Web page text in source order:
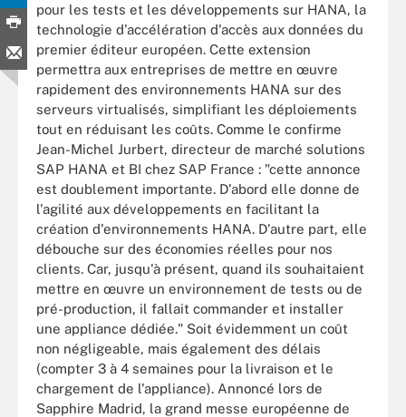
pour les tests et les développements sur HANA, la
technologie d'accélération d'accès aux données du
premier éditeur européen. Cette extension
permettra aux entreprises de mettre en œuvre
rapidement des environnements HANA sur des
serveurs virtualisés, simplifiant les déploiements
tout en réduisant les coûts. Comme le confirme
Jean-Michel Jurbert, directeur de marché solutions
SAP HANA et BI chez SAP France : "cette annonce
est doublement importante. D'abord elle donne de
l'agilité aux développements en facilitant la
création d'environnements HANA. D'autre part, elle
débouche sur des économies réelles pour nos
clients. Car, jusqu'à présent, quand ils souhaitaient
mettre en œuvre un environnement de tests ou de
pré-production, il fallait commander et installer
une appliance dédiée." Soit évidemment un coût
non négligeable, mais également des délais
(compter 3 à 4 semaines pour la livraison et le
chargement de l'appliance). Annoncé lors de
Sapphire Madrid, la grand messe européenne de